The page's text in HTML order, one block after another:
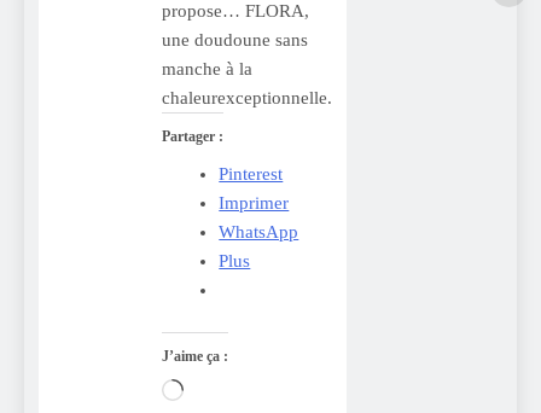
propose… FLORA,
une doudoune sans
manche à la
chaleurexceptionnelle.
Partager :
Pinterest
Imprimer
WhatsApp
Plus
J’aime ça :
Chargement…